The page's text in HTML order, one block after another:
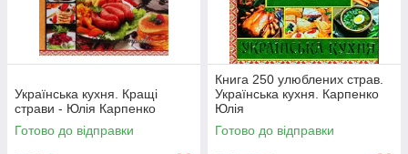
Українська кухня. Кращі
страви - Юлія Карпенко
Готово до відправки
Книга 250 улюблених страв.
Українська кухня. Карпенко
Юлія
Готово до відправки